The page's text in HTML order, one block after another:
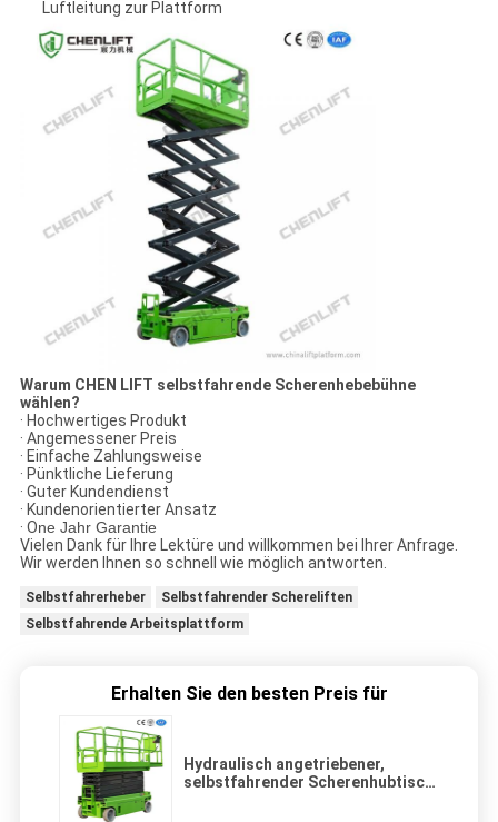
Luftleitung zur Plattform
Warum CHEN LIFT selbstfahrende Scherenhebebühne
wählen?
· Hochwertiges Produkt
· Angemessener Preis
· Einfache Zahlungsweise
· Pünktliche Lieferung
· Guter Kundendienst
· Kundenorientierter Ansatz
· One Jahr Garantie
Vielen Dank für Ihre Lektüre und willkommen bei Ihrer Anfrage.
Wir werden Ihnen so schnell wie möglich antworten.
Selbstfahrerheber
Selbstfahrender Schereliften
Selbstfahrende Arbeitsplattform
Erhalten Sie den besten Preis für
Hydraulisch angetriebener,
selbstfahrender Scherenhubtisch,